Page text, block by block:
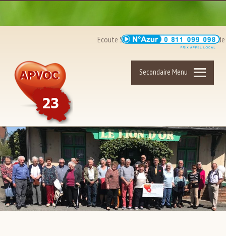
Ecoute Santé Coeur : du lundi au vendredi de
Secondaire Menu